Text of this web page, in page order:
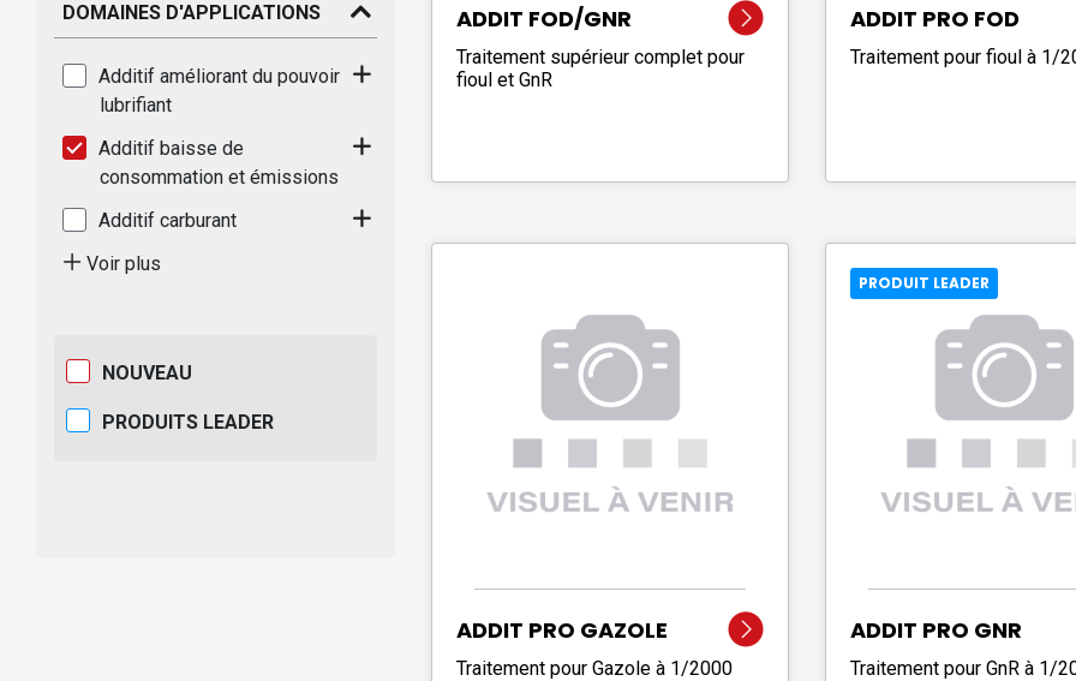
DOMAINES D'APPLICATIONS
Additif améliorant du pouvoir
lubrifiant
Additif baisse de
consommation et émissions
Additif carburant
Voir plus
NOUVEAU
PRODUITS LEADER
ADDIT FOD/GNR
Traitement supérieur complet pour
fioul et GnR
ADDIT PRO FOD
Traitement pour fioul à 1/
ADDIT PRO GAZOLE
Traitement pour Gazole à 1/2000
PRODUIT LEADER
ADDIT PRO GNR
Traitement pour GnR à 1/